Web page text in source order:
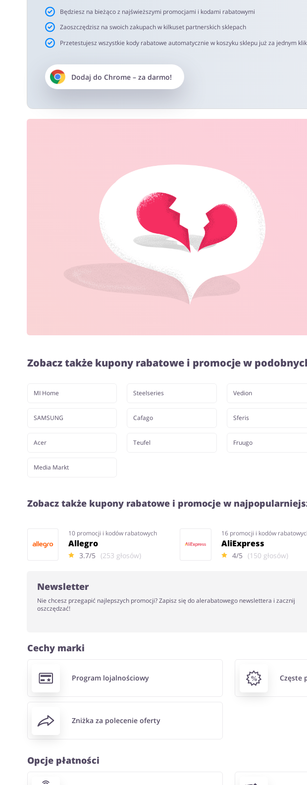
Będziesz na bieżąco z najświeższymi promocjami i kodami rabatowymi
Zaoszczędzisz na swoich zakupach w kilkuset partnerskich sklepach
Przetestujesz wszystkie kody rabatowe automatycznie w koszyku sklepu już za jednym
Dodaj do Chrome– za darmo!
Zobacz także kupony rabatowe i promocje w
MI Home
SAMSUNG
Acer
Steelseries
Cafago
Teufel
Vedion
Sferis
Fruugo
Media Markt
Zobacz także kupony rabatowe i promocje w
10 promocji i kodów rabatowych
Allegro
3.7/5 (253 głosów)
16 promocji i kodów
AliExpress
4/5 (150 głosów)
Newsletter
Nie chcesz przegapić najlepszych promocji? Zapisz się do alerabatowego newslettera i zacznij
oszczędzać!
Cechy marki
Program lojalnościowy Częste
Zniżka za polecenie oferty
Opcje płatności